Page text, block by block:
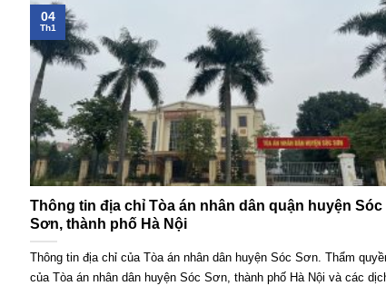
Thông tin địa chỉ Tòa án nhân dân quận huyện Sóc
Sơn, thành phố Hà Nội
Thông tin địa chỉ của Tòa án nhân dân huyện Sóc Sơn. Thẩm
của Tòa án nhân dân huyện Sóc Sơn, thành phố Hà Nội và các
04
Th1